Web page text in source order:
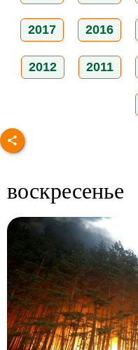
2017 2016
2012 2011
воскресенье